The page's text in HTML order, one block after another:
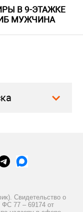
В 9-ЭТАЖКЕ
МУЖЧИНА
Свидетельство о
77 – 69174 от